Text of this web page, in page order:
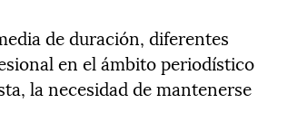
de duración, diferentes
en el ámbito periodístico
la necesidad de mantenerse